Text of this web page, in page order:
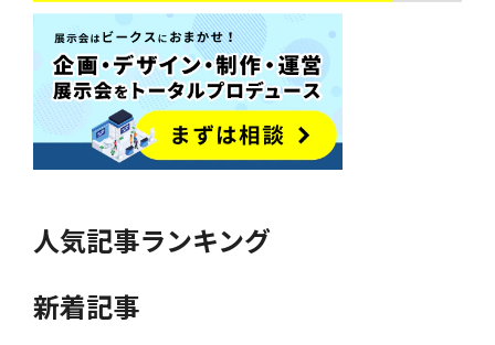
人気記事ランキング
新着記事